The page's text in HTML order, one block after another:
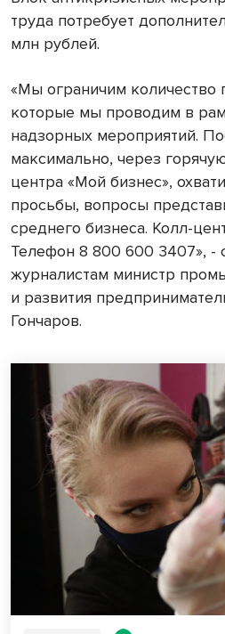
труда потребует
млн рублей.
«Мы ограничим количество
которые мы проводим в
надзорных мероприятий.
максимально, через
центра «Мой бизнес»,
просьбы, вопросы
среднего бизнеса. Колл-
Телефон 8 800 600 3407», -
журналистам министр
и развития
Гончаров.